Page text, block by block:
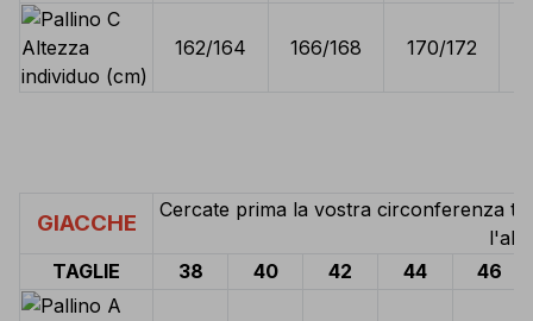
Altezza
individuo (cm)
162/164 166/168 170/172
GIACCHE
Cercate prima la vostra circonferenza
TAGLIE
38 40 42 44 46